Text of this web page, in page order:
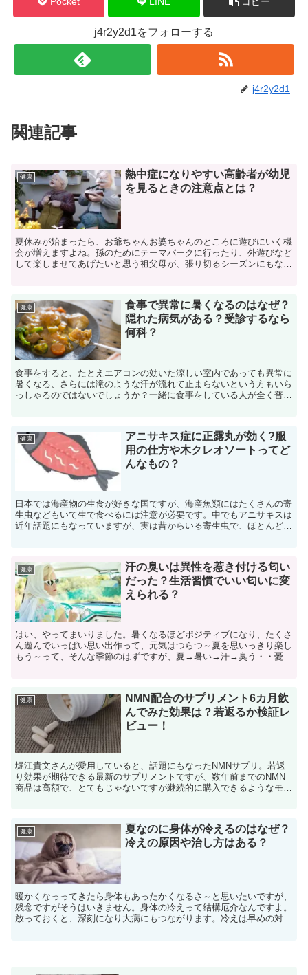
j4r2y2d1をフォローする
j4r2y2d1
関連記事
健康
熱中症になりやすい高齢者が幼児
を見るときの注意点とは？
夏休みが始まったら、お爺ちゃんお婆ちゃんのところに遊びにいく機
会が増えますよね。孫のためにテーマパークに行ったり、外遊びなど
して楽しませてあげたいと思う祖父母が、張り切るシーズンにもなり
健康
食事で異常に暑くなるのはなぜ？
隠れた病気がある？受診するなら
何科？
食事をすると、たとえエアコンの効いた涼しい室内であっても異常に
暑くなる、さらには滝のような汗が流れて止まらないという方もいら
っしゃるのではないでしょうか？一緒に食事をしている人が全く普通
健康
アニサキス症に正露丸が効く?服
用の仕方や木クレオソートってど
んなもの？
日本では海産物の生食が好きな国ですが、海産魚類にはたくさんの寄
生虫などもいて生で食べるには注意が必要です。中でもアニサキスは
近年話題にもなっていますが、実は昔からいる寄生虫で、ほとんどの
健康
汗の臭いは異性を惹き付ける匂い
だった？生活習慣でいい匂いに変
えられる？
はい、やってまいりました。暑くなるほどポジティブになり、たくさ
ん遊んでいっぱい思い出作って、元気はつらつ～夏を思いっきり楽し
もう～って、そんな季節のはずですが、夏→暑い→汗→臭う・・憂
健康
NMN配合のサプリメント6カ月飲
んでみた効果は？若返るか検証レ
ビュー！
堀江貴文さんが愛用していると、話題にもなったNMNサプリ。若返
り効果が期待できる最新のサプリメントですが、数年前までのNMN
商品は高額で、とてもじゃないですが継続的に購入できるようなモノ
健康
夏なのに身体が冷えるのはなぜ？
冷えの原因や治し方はある？
暖かくなっってきたら身体もあったかくなるさ～と思いたいですが、
残念ですがそうはいきません。身体の冷えって結構厄介なんですよ。
放っておくと、深刻になり大病にもつながります。冷えは早めの対処